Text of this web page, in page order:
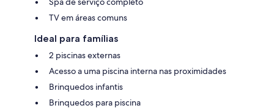
TV em áreas comuns
Ideal para famílias
2 piscinas externas
Acesso a uma piscina interna nas proximidades
Brinquedos infantis
Brinquedos para piscina